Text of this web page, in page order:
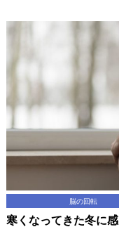
脳の回転
寒くなってきた冬に